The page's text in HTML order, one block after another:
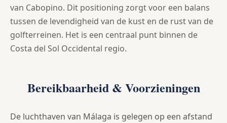
van Cabopino. Dit positioning zorgt voor een balans
tussen de levendigheid van de kust en de rust van de
golfterreinen. Het is een centraal punt binnen de
Costa del Sol Occidental regio.
Bereikbaarheid & Voorzieningen
De luchthaven van Málaga is gelegen op een afstand